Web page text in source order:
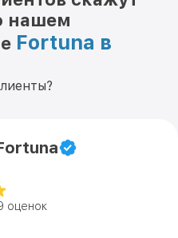
нашем
Fortuna в
оценок